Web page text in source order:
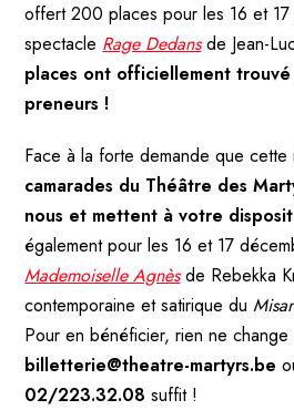
offert 200 places pour les 16 et
spectacle Rage Dedansde Jean-
places ont officiellement
preneurs !
Face à la forte demande que cette
camarades du Théâtre des
nous et mettent à votre
également pour les 16 et 17
Mademoiselle Agnès de Rebekka
contemporaine et satirique du
Pour en bénéficier, rien ne change
billetterie@theatre-martyrs.be
02/223.32.08 suffit !